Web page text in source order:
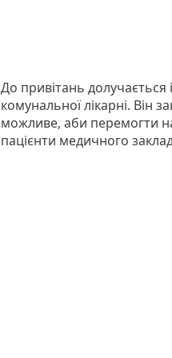
До привітань долучається
комунальної лікарні. Він
можливе, аби перемогти
пацієнти медичного